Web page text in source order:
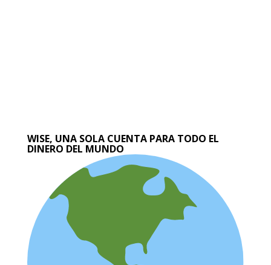
WISE, UNA SOLA CUENTA PARA TODO EL
DINERO DEL MUNDO